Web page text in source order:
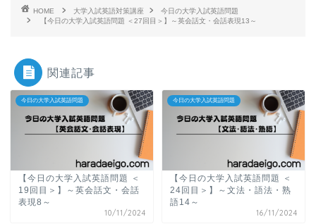
HOME 大学入試英語対策講座
今日の大学入試英語問題
【今日の大学入試英語問題 ＜27回目＞】～英会話文・会話表現13～
関連記事
今日の大学入試英語問題
【今日の大学入試英語問題 ＜
19回目＞】～英会話文・会話
表現8～
10/11/2024
今日の大学入試英語問題
【今日の大学入試英語問題 ＜
24回目＞】～文法・語法・熟
語14～
16/11/2024